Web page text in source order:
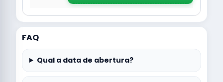
FAQ
Qual a data de abertura?